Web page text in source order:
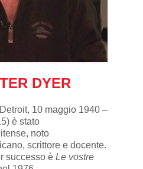
DYER
, 10 maggio 1940–
) è stato
, noto
scrittore e docente.
successo è Le vostre